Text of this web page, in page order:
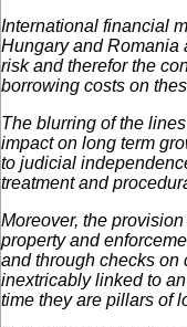
International financial
Hungary and Romania
risk and therefor the
borrowing costs on
The blurring of the
impact on long term
to judicial
treatment and
Moreover, the
property and
and through checks on
inextricably linked to
time they are pillars of